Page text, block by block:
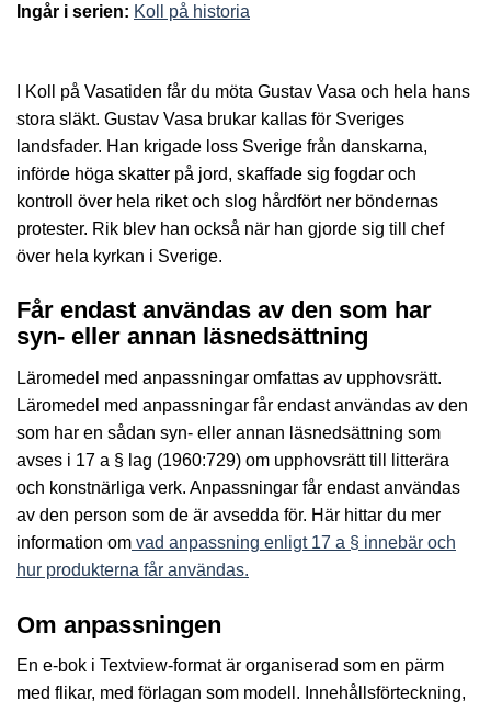
Ingår i serien: Koll på historia
I Koll på Vasatiden får du möta Gustav Vasa och hela hans
stora släkt. Gustav Vasa brukar kallas för Sveriges
landsfader. Han krigade loss Sverige från danskarna,
införde höga skatter på jord, skaffade sig fogdar och
kontroll över hela riket och slog hårdfört ner böndernas
protester. Rik blev han också när han gjorde sig till chef
över hela kyrkan i Sverige.
Får endast användas av den som har
syn- eller annan läsnedsättning
Läromedel med anpassningar omfattas av upphovsrätt.
Läromedel med anpassningar får endast användas av den
som har en sådan syn- eller annan läsnedsättning som
avses i 17 a § lag (1960:729) om upphovsrätt till litterära
och konstnärliga verk. Anpassningar får endast användas
av den person som de är avsedda för. Här hittar du mer
information om vad anpassning enligt 17 a § innebär och
hur produkterna får användas.
Om anpassningen
En e-bok i Textview-format är organiserad som en pärm
med flikar, med förlagan som modell. Innehållsförteckning,